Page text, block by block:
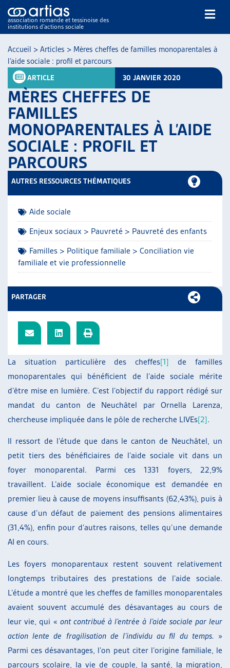
association romande et tessinoise des
institutions d’actions sociale
NOS PUBLICATIONS
ARTICLES
DOSSIERS DU MOIS
VEILLE
RESSOURCES
THÉMATIQUES
GUIDE SOCIAL ROMAND
ARTIAS
L’ASSOCIATION
PROJETS ET ACTIVITÉS
Accueil > Articles > Mères cheffes de familles monoparentales à
l’aide sociale : profil et parcours
ARTICLE 30 JANVIER 2020
MÈRES CHEFFES DE
FAMILLES
MONOPARENTALES À L’AIDE
SOCIALE : PROFIL ET
PARCOURS
La situation particulière des cheffes[1] de familles
monoparentales qui bénéficient de l’aide sociale mérite
d’être mise en lumière. C’est l’objectif du rapport rédigé sur
mandat du canton de Neuchâtel par Ornella Larenza,
chercheuse impliquée dans le pôle de recherche LIVEs[2].
Il ressort de l’étude que dans le canton de Neuchâtel, un
petit tiers des bénéficiaires de l’aide sociale vit dans un
foyer monoparental. Parmi ces 1331 foyers, 22,9%
travaillent. L’aide sociale économique est demandée en
premier lieu à cause de moyens insuffisants (62,43%), puis à
cause d’un défaut de paiement des pensions alimentaires
(31,4%), enfin pour d’autres raisons, telles qu’une demande
AI en cours.
Les foyers monoparentaux restent souvent relativement
longtemps tributaires des prestations de l’aide sociale.
L’étude a montré que les cheffes de familles monoparentales
avaient souvent accumulé des désavantages au cours de
leur vie, qui « ont contribué à l’entrée à l’aide sociale par leur
action lente de fragilisation de l’individu au fil du temps. »
Parmi ces désavantages, l’on peut citer l’origine familiale, le
parcours scolaire, la vie de couple, la santé, la migration,
AUTRES RESSOURCES THÉMATIQUES
Aide sociale
Enjeux sociaux > Pauvreté > Pauvreté des enfants
Familles > Politique familiale > Conciliation vie
familiale et vie professionnelle
PARTAGER